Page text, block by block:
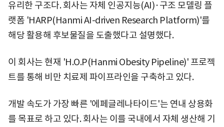
유리한 구조다. 회사는 자체 인공지능(AI)·구조 모델링 플
랫폼 'HARP(Hanmi AI-driven Research Platform)'를
해당 활용해 후보물질을 도출했다고 설명했다.
이 회사는 현재 'H.O.P(Hanmi Obesity Pipeline)' 프로젝
트를 통해 비만 치료제 파이프라인을 구축하고 있다.
개발 속도가 가장 빠른 '에페글레나타이드'는 연내 상용화
를 목표로 하고 있다. 회사는 이를 국내에서 자체 생산해 기